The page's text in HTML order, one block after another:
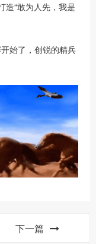
造“敢为人先，我是
始了，创锐的精兵
下一篇